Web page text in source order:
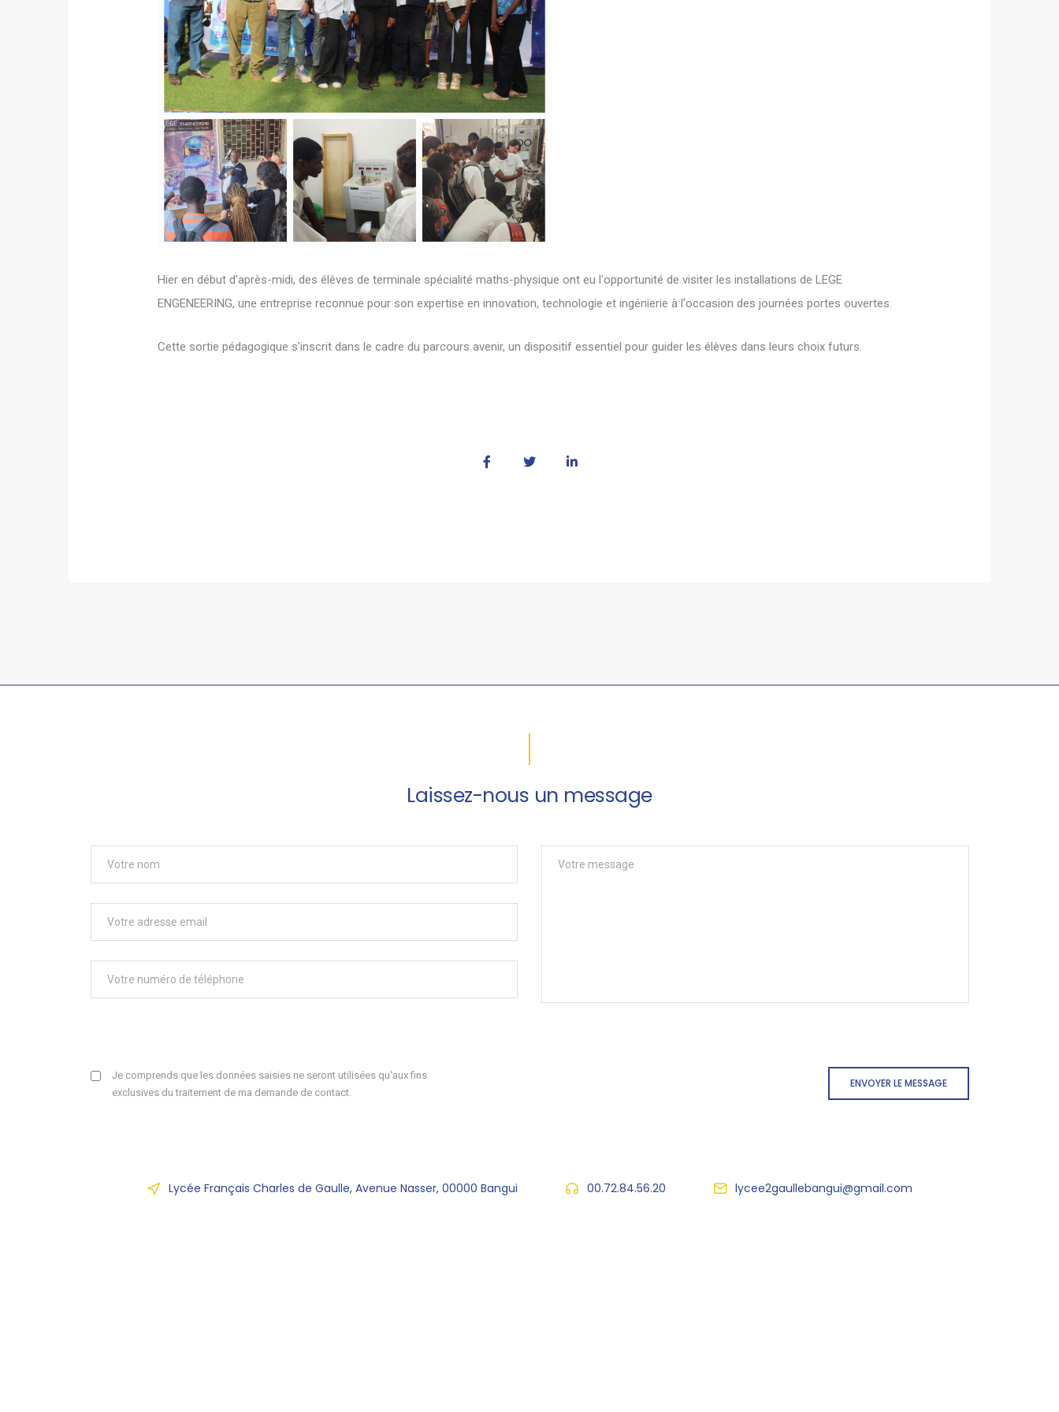
Hier en début d'après-midi, des élèves de terminale spécialité maths-physique ont eu l'opportunité de visiter les installations de LEGE
ENGENEERING, une entreprise reconnue pour son expertise en innovation, technologie et ingénierie à l'occasion des journées portes ouvertes.
Cette sortie pédagogique s'inscrit dans le cadre du parcours avenir, un dispositif essentiel pour guider les élèves dans leurs choix futurs.
Laissez-nous un message
Je comprends que les données saisies ne seront utilisées qu'aux fins
exclusives du traitement de ma demande de contact.
ENVOYER LE MESSAGE
Lycée Français Charles de Gaulle, Avenue Nasser, 00000 Bangui 00.72.84.56.20 lycee2gaullebangui@gmail.com